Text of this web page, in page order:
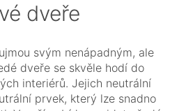
dveře
svým nenápadným, ale
dveře se skvěle hodí do
interiérů. Jejich neutrální
prvek, který lze snadno